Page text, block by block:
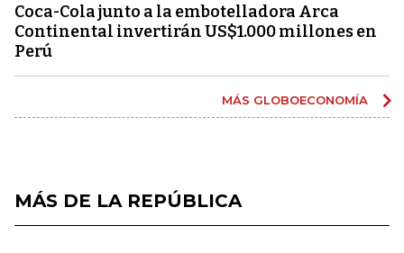
Coca-Cola junto a la embotelladora Arca
Continental invertirán US$1.000 millones en
Perú
MÁS GLOBOECONOMÍA
MÁS DE LA REPÚBLICA